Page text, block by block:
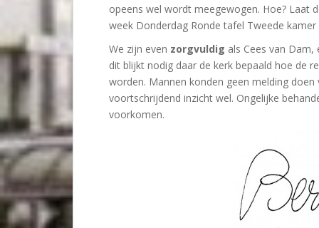
opeens wel wordt meegewogen. Hoe? Laat
week Donderdag Ronde tafel Tweede kamer
We zijn even zorgvuldig als Cees van
dit blijkt nodig daar de kerk bepaald hoe de
worden. Mannen konden geen melding
voortschrijdend inzicht wel. Ongelijke
voorkomen.